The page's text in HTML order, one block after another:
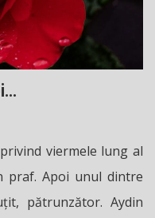
viermele lung al
praf. Apoi unul dintre
pătrunzător. Aydin